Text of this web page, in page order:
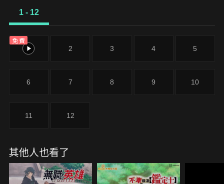
世界的第二人生。受到神明與戀愛神的呼喚的冬夜，
給的婚戒，興奮地在浴室開起了新娘會議。
1 - 12
免費
1 2 3 4 5
6 7 8 9 10
11 12
其他人也看了